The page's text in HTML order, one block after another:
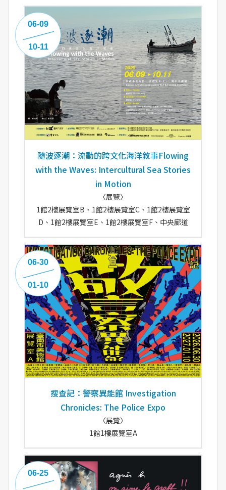
隨波逐潮：流動的跨文化海洋敘事Flowing
with the Waves: Intercultural Sea Stories
in Motion
〈展覽〉
1館2樓展覽室B、1館2樓展覽室C、1館2樓展覽室
D、1館2樓展覽室E、1館2樓展覽室F、中央廊道
06-09
10-11
搜查記：警察異能館 Investigation
Chronicles: The Police Expo
〈展覽〉
1館1樓展覽室A
06-30
01-10
06-25